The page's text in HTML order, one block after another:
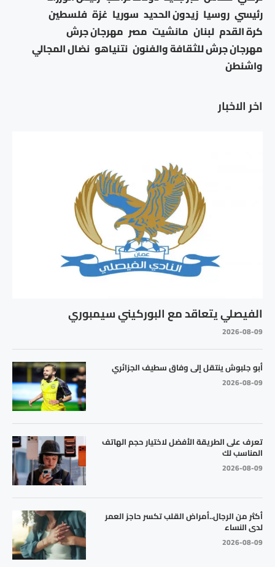
اخر الاخبار
الفيصلي يتعاقد مع البوركيني سيمبوري
2026-08-09
أبو جلبوش ينتقل إلى وفاق سطيف الجزائري
2026-08-09
تعرف على الطريقة الأفضل لاختيار حجم الهاتف
المناسب لك
2026-08-09
أكثر من الرجال..أمراض القلب تكسر حاجز العمر
لدى النساء
2026-08-09
رئيسي روسيا زيدون الحديد سوريا غزة فلسطين
كرة القدم لبنان مانشيت مصر مهرجان جرش
مهرجان جرش للثقافة والفنون نتنياهو نضال المجالي
واشنطن